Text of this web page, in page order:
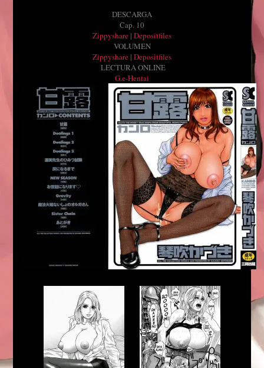
DESCARGA
Cap. 10
Zippyshare | Depositfiles
VOLUMEN
Zippyshare | Depositfiles
LECTURA ONLINE
G.e-Hentai